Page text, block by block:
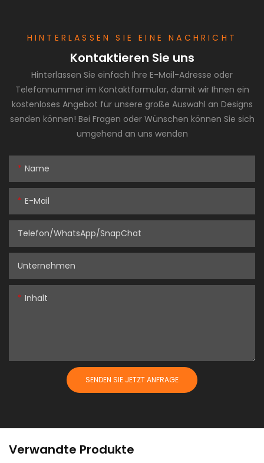
HINTERLASSEN SIE EINE NACHRICHT
Kontaktieren Sie uns
Hinterlassen Sie einfach Ihre E-Mail-Adresse oder
Telefonnummer im Kontaktformular, damit wir Ihnen ein
kostenloses Angebot für unsere große Auswahl an Designs
senden können! Bei Fragen oder Wünschen können Sie sich
umgehend an uns wenden
Name
E-Mail
Telefon/WhatsApp/SnapChat
Unternehmen
Inhalt
SENDEN SIE JETZT ANFRAGE
Verwandte Produkte